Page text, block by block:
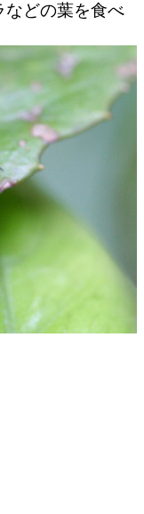
などの葉を食べ